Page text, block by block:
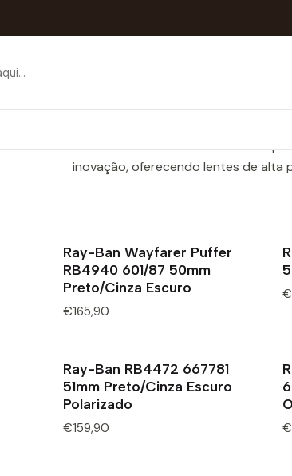
superior. Fundada em 1937, ganhou
símbolos de estilo e cultura.
inovação, oferecendo lentes de alta
Ray-Ban Wayfarer Puffer
RB4940 601/87 50mm
Preto/Cinza Escuro
€165,90
Ray-Ban RB4472 667781
51mm Preto/Cinza Escuro
Polarizado
€159,90